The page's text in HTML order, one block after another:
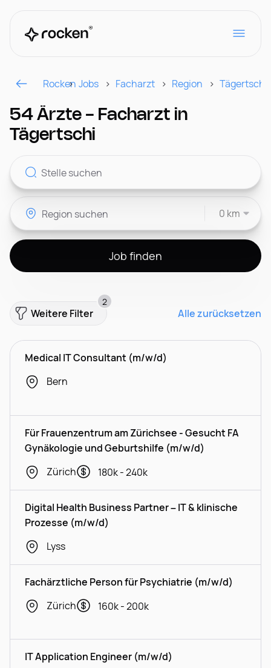
Für Arbeitgeber
Kontakt
CH
Rocken Jobs Facharzt Region Tägertschi
54 Ärzte - Facharzt in
Tägertschi
0 km
Job finden
Weitere Filter
2
Alle zurücksetzen
Medical IT Consultant (m/w/d)
Bern
Für Frauenzentrum am Zürichsee - Gesucht FA
Gynäkologie und Geburtshilfe (m/w/d)
Zürich
180k - 240k
Digital Health Business Partner – IT & klinische
Prozesse (m/w/d)
Lyss
Fachärztliche Person für Psychiatrie (m/w/d)
Zürich
160k - 200k
IT Application Engineer (m/w/d)